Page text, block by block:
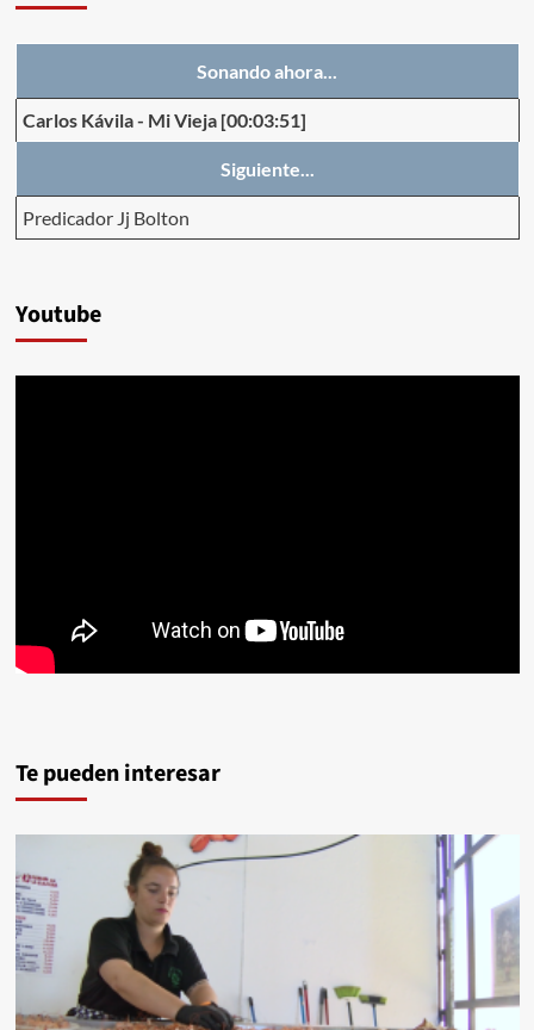
Sonando ahora...
Carlos Kávila- Mi Vieja [00:03:51]
Siguiente...
Predicador Jj Bolton
Youtube
Te pueden interesar